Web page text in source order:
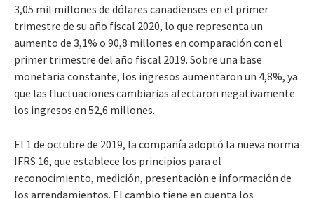
3,05 mil millones de dólares canadienses en el primer
trimestre de su año fiscal 2020, lo que representa un
aumento de 3,1% o 90,8 millones en comparación con el
primer trimestre del año fiscal 2019. Sobre una base
monetaria constante, los ingresos aumentaron un 4,8%, ya
que las fluctuaciones cambiarias afectaron negativamente
los ingresos en 52,6 millones.
El 1 de octubre de 2019, la compañía adoptó la nueva norma
IFRS 16, que establece los principios para el
reconocimiento, medición, presentación e información de
los arrendamientos. El cambio tiene en cuenta los